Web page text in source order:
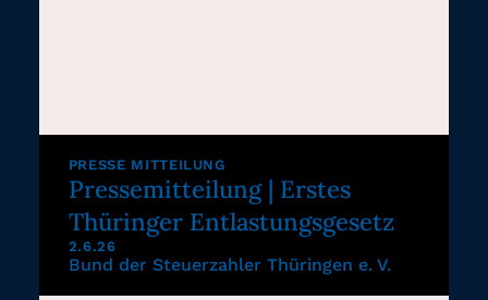
PRESSE MITTEILUNG
Pressemitteilung | Erstes
Thüringer Entlastungsgesetz
2.6.26
Bund der Steuerzahler Thüringen e. V.